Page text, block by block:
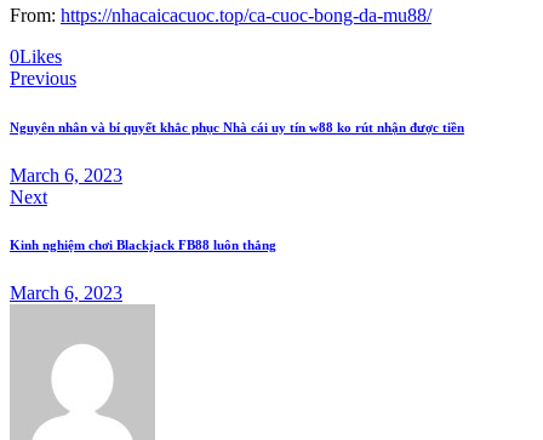
From: https://nhacaicacuoc.top/ca-cuoc-bong-da-mu88/
0LikesTwitter
Facebook
Email
Copy
URL
clipboard
Post
navigation
Previous
Nguyên nhân và bí quyết khắc phục Nhà cái uy tín w88 ko rút nhận được tiền
March 6, 2023
Next
Kinh nghiệm chơi Blackjack FB88 luôn thắng
March 6, 2023